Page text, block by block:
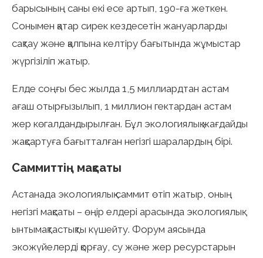
барысының саны екі есе артып, 190-ға жеткен.
Сонымен қатар сирек кездесетін жануарларды
сақтау және қалпына келтіру бағытында жұмыстар
жүргізіліп жатыр.
Елде соңғы бес жылда 1,5 миллиардтан астам
ағаш отырғызылып, 1 миллион гектардан астам
жер көгалдандырылған. Бұл экологиялық жағдайды
жақсартуға бағытталған негізгі шаралардың бірі.
Саммиттің мақсаты
Астанада экологиялық саммит өтіп жатыр, оның
негізгі мақсаты – өңір елдері арасында экологиялық
ынтымақтастықты күшейту. Форум аясында
экожүйелерді қорғау, су және жер ресурстарын